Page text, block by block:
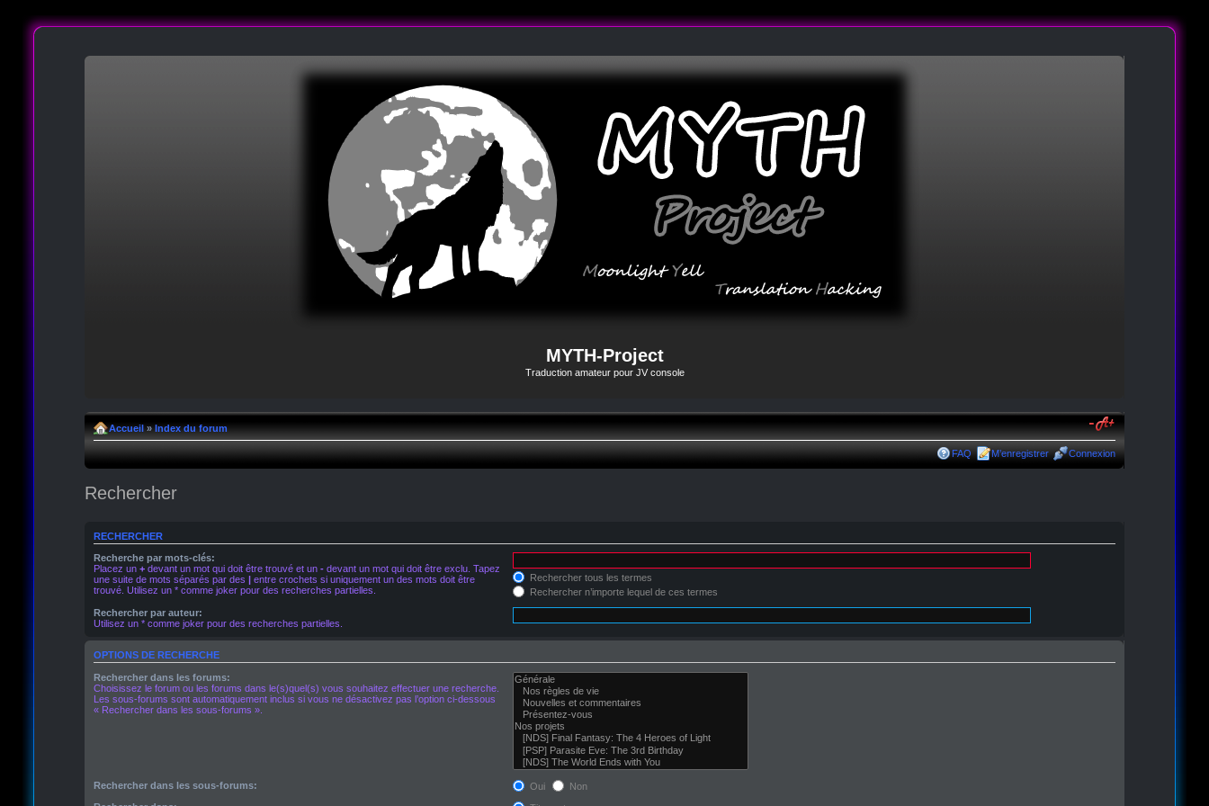
MYTH-Project
Traduction amateur pour JV console
Accueil» Index du forum
FAQ M’enregistrer Connexion
Rechercher
RECHERCHER
Recherche par mots-clés:
Placez un +devant un mot qui doit être trouvé et un -devant un mot qui doit être exclu. Tapez
une suite de mots séparés par des |entre crochets si uniquement un des mots doit être
trouvé. Utilisez un * comme joker pour des recherches partielles.
Rechercher tous les termes
Rechercher n’importe lequel de ces termes
Rechercher par auteur:
Utilisez un * comme joker pour des recherches partielles.
OPTIONS DE RECHERCHE
Rechercher dans les forums:
Choisissez le forum ou les forums dans le(s)quel(s) vous souhaitez effectuer une recherche.
Les sous-forums sont automatiquement inclus si vous ne désactivez pas l’option ci-dessous
« Rechercher dans les sous-forums ».
Rechercher dans les sous-forums: Oui
Non